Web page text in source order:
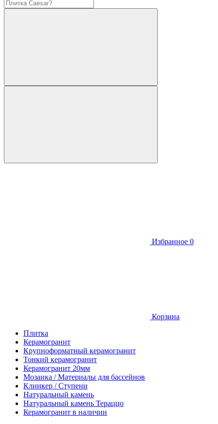
Избранное 0
Корзина
Плитка
Керамогранит
Крупноформатный керамогранит
Тонкий керамогранит
Керамогранит 20мм
Мозаика / Материалы для бассейнов
Клинкер / Ступени
Натуральный камень
Натуральный камень Тераццо
Керамогранит в наличии